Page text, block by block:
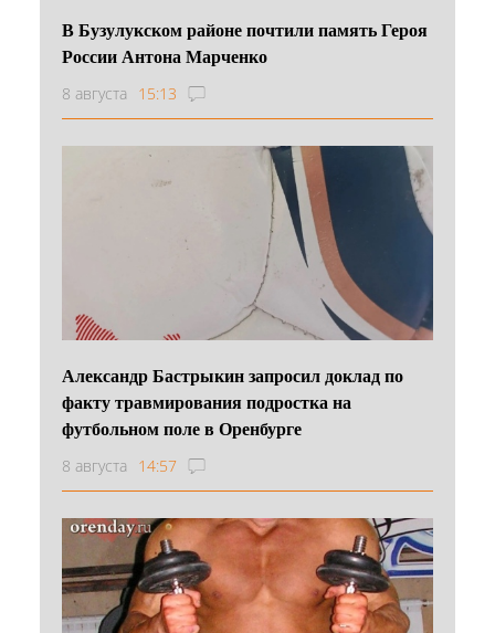
В Бузулукском районе почтили память Героя
России Антона Марченко
8 августа 15:13
Александр Бастрыкин запросил доклад по
факту травмирования подростка на
футбольном поле в Оренбурге
8 августа 14:57